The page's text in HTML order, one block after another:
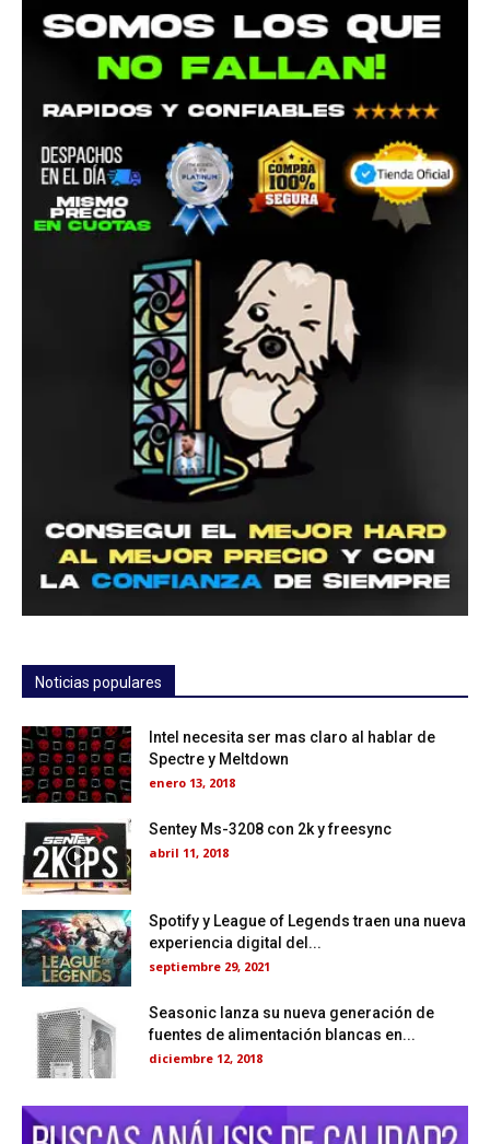
Noticias populares
Intel necesita ser mas claro al hablar de
Spectre y Meltdown
enero 13, 2018
Sentey Ms-3208 con 2k y freesync
abril 11, 2018
Spotify y League of Legends traen una nueva
experiencia digital del...
septiembre 29, 2021
Seasonic lanza su nueva generación de
fuentes de alimentación blancas en...
diciembre 12, 2018